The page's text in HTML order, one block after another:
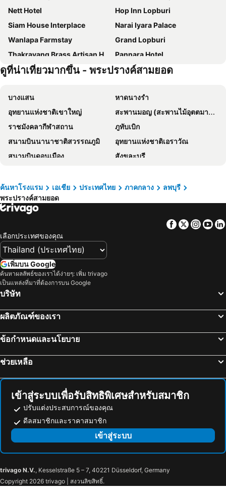
Nett Hotel
Hop Inn Lopburi
Siam House Interplace
Narai Iyara Palace
Wanlapa Farmstay
Grand Lopburi
Thakrayang Brass Artisan Home Stay
Pannara Hotel
Orngaermsbaayohetl
Io Place
Home Sweet Home Place
Oasis Hiso Hotel
เอ็มดีอาร์ โฮเต็ล
PJ Loft Hotel
Ps Hotel Saraburi
Sriintra Hotel
Sriintra Hotel
Lopburi Residence
โรงแรม เจอาร์ดี รีสอร์ท ลพบุรี
Tokyo
ดูที่น่าเที่ยวมากขึ้น - พระปรางค์สามยอด
บางแสน
หาดนางรำ
อุทยานแห่งชาติเขาใหญ่
สะพานมอญ (สะพานไม้อุตตมานุสรณ์)
ราชมังคลากีฬาสถาน
ภูทับเบิก
สนามบินนานาชาติสวรรณภูมิ
อุทยานแห่งชาติเอราวัณ
สนามบินดอนเมือง
สังขละบุรี
อนุสาวรีย์ชัยสมรภูมิ
ทองผาภูมิ
ไบเทคบางนา
บีทีเอส นานา
Suphachalasai Stadium
บีทีเอส อโศก
สยามพารากอน
มาบุญครอง
บีทีเอส สยาม
บีทีเอส พร้อมพงษ์
ตลาดเซฟวัน
บีทีเอส อารีย์
พระราชวังสวนดุสิต
บีทีเอส ศาลาแดง
ถนนคนเดิน
เทอร์มินอล 21
บีทีเอส อ่อนนุช
บีทีเอส เพลินจิต
เซ็นทรัลเวิลด์
วัดพระศรีสรรเพชญ์
ค้นหาโรงแรม เอเชีย ประเทศไทย ภาคกลาง
ลพบุรี
พระปรางค์สามยอด
Facebook
Twitter
เลือกประเทศของคุณ
เพิ่มบน Google
ค้นหาผลลัพธ์ของเราได้ง่ายๆ: เพิ่ม trivago
เป็นแหล่งที่มาที่ต้องการบน Google
บริษัท
ผลิตภัณฑ์ของเรา
ข้อกำหนดและนโยบาย
ช่วยเหลือ
เข้าสู่ระบบเพื่อรับสิทธิพิเศษสำหรับสมาชิก
ปรับแต่งประสบการณ์ของคุณ
ดีลสมาชิกและราคาสมาชิก
เข้าสู่ระบบ
trivago N.V., Kesselstraße 5 – 7, 40221 Düsseldorf, Germany
Copyright 2026 trivago | สงวนลิขสิทธิ์.